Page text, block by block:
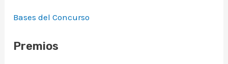
Bases del Concurso
Premios